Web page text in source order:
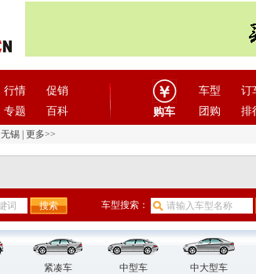
行情
促销
专题 百科 购车
车型 订
团购
排
无锡 更多>>
车型搜索：
紧凑车 中型车 中大型车